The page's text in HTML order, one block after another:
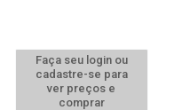
Faça seu login ou
cadastre-se para
ver preços e
comprar